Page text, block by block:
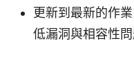
更新到最新的作
低漏洞與相容性